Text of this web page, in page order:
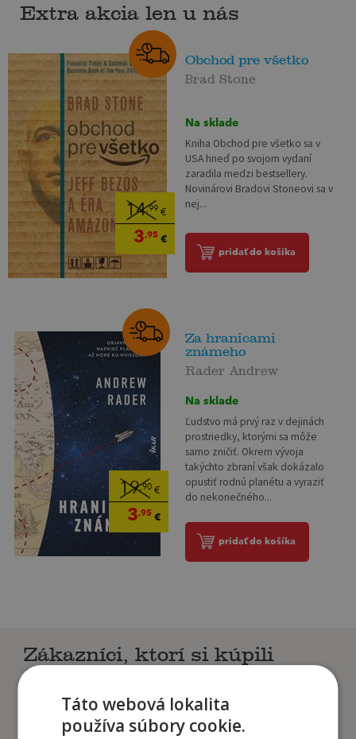
Extra akcia len u nás
14,99 €
3,95€
Obchod pre všetko
Brad Stone
Na sklade
Kniha Obchod pre všetko sa v
USA hneď po svojom vydaní
zaradila medzi bestsellery.
Novinárovi Bradovi Stoneovi sa v
nej...
pridať do košíka
19,90€
3,95€
Za hranicami
známeho
Rader Andrew
Na sklade
Ľudstvo má prvý raz v dejinách
prostriedky, ktorými sa môže
samo zničiť. Okrem vývoja
takýchto zbraní však dokázalo
opustiť rodnú planétu a vyraziť
do nekonečného...
pridať do košíka
Zákazníci, ktorí si kúpili
tento titul si tiež kúpili
Táto webová lokalita
používa súbory cookie.